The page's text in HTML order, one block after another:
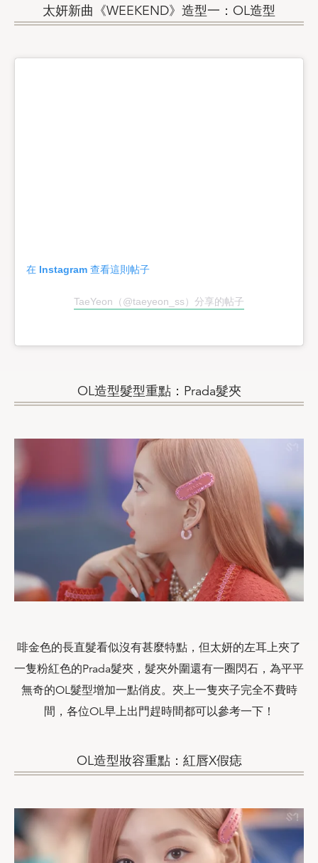
太妍新曲《WEEKEND》造型一：OL造型
在 Instagram 查看這則帖子
TaeYeon（@taeyeon_ss）分享的帖子
OL造型髮型重點：Prada髮夾
啡金色的長直髮看似沒有甚麼特點，但太妍的左耳上夾了
一隻粉紅色的Prada髮夾，髮夾外圍還有一圈閃石，為平平
無奇的OL髮型增加一點俏皮。夾上一隻夾子完全不費時
間，各位OL早上出門趕時間都可以參考一下！
OL造型妝容重點：紅唇X假痣